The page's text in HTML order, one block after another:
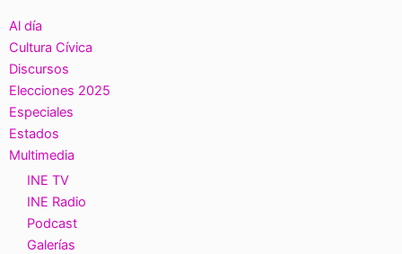
Al día
Cultura Cívica
Discursos
Elecciones 2025
Especiales
Estados
Multimedia
INE TV
INE Radio
Podcast
Galerías